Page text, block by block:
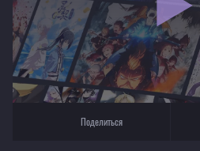
Текущее воспроизведение：Повелитель тьмы:
Поделиться